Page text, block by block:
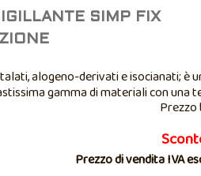
SIMP FIX
alogeno-derivati e isocianati; è
gamma di materiali con una
ove sia necessario unPrezzo
Prezzo di vendita IVA